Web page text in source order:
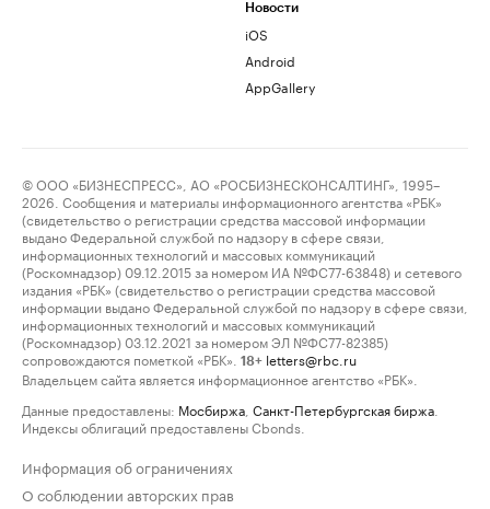
Новости
iOS
Android
AppGallery
© ООО «БИЗНЕСПРЕСС», АО «РОСБИЗНЕСКОНСАЛТИНГ», 1995–
2026. Сообщения и материалы информационного агентства «РБК»
(свидетельство о регистрации средства массовой информации
выдано Федеральной службой по надзору в сфере связи,
информационных технологий и массовых коммуникаций
(Роскомнадзор) 09.12.2015 за номером ИА №ФС77-63848) и сетевого
издания «РБК» (свидетельство о регистрации средства массовой
информации выдано Федеральной службой по надзору в сфере связи,
информационных технологий и массовых коммуникаций
(Роскомнадзор) 03.12.2021 за номером ЭЛ №ФС77-82385)
сопровождаются пометкой «РБК».
18+ letters@rbc.ru
Владельцем сайта является информационное агентство «РБК».
Данные предоставлены: Мосбиржа Санкт-Петербургская биржа
Индексы облигаций предоставлены Cbonds.
Информация об ограничениях
О соблюдении авторских прав